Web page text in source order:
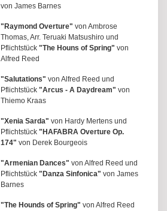
von James Barnes
"Raymond Overture" von Ambrose
Thomas, Arr. Teruaki Matsushiro und
Pflichtstück "The Houns of Spring" von
Alfred Reed
"Salutations" von Alfred Reed und
Pflichtstück "Arcus - A Daydream" von
Thiemo Kraas
"Xenia Sarda" von Hardy Mertens und
Pflichtstück "HAFABRA Overture Op.
174" von Derek Bourgeois
"Armenian Dances" von Alfred Reed und
Pflichtstück "Danza Sinfonica" von James
Barnes
"The Hounds of Spring" von Alfred Reed